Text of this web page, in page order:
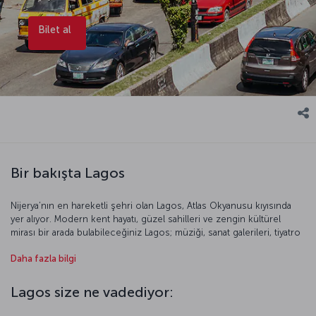
Bilet al
Bir bakışta Lagos
Nijerya’nın en hareketli şehri olan Lagos, Atlas Okyanusu kıyısında
yer alıyor. Modern kent hayatı, güzel sahilleri ve zengin kültürel
mirası bir arada bulabileceğiniz Lagos; müziği, sanat galerileri, tiyatro
güneşlenip akşamları canlı müzik dinleyebilir, Nijerya Ulusal Müzesi’ni
noktası ise Victoria Adası. Şehir merkezinden bir köprüyle ulaşılan
ada, hareketli yaşamı, lüks otelleri ve restoranlarıyla ünlü. Lagos’un
Daha fazla bilgi
Lagos size ne vadediyor: